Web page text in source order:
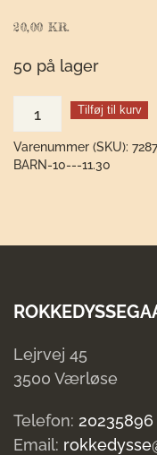
20,00 KR.
50 på lager
21-
07-
10
11.00
antal
Tilføj til kurv
Varenummer (SKU):
BARN-10---11.30
Lejrvej 45
3500 Værløse
Telefon: 20235896
Email: